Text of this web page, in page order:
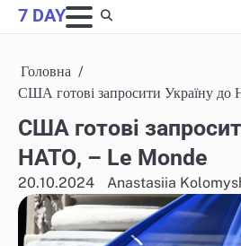
Skip
to
7 DAY
Головна
США готові запросити Україну
США готові
НАТО, – Le Monde
20.10.2024 Anastasiia